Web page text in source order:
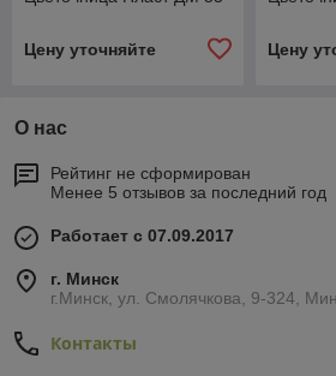
Цену уточняйте Цену
О нас
Рейтинг не сформирован
Менее 5 отзывов за последний год
Работает с 07.09.2017
г. Минск
г.Минск, ул. Смолячкова, 9-324,
Контакты